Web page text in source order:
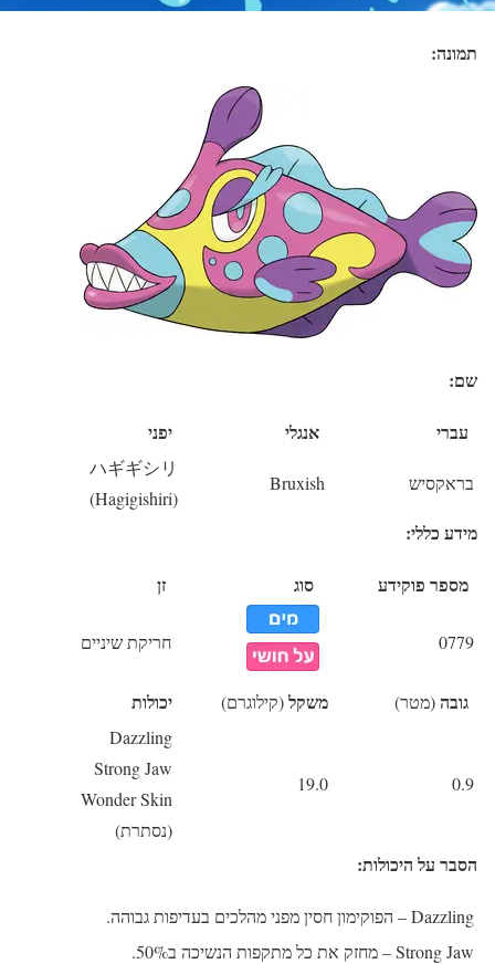
תמונה:
שם:
עברי אנגלי יפני
בראקסיש Bruxish
ハギギシリ
(Hagigishiri)
מידע כללי:
מספר פוקידע סוג זן
0779 חריקת שיניים
גובה(מטר) משקל(קילוגרם) יכולות
0.9
19.0
Dazzling
Strong Jaw
Wonder Skin
(נסתרת)
הסבר על היכולות:
Dazzling– הפוקימון חסין מפני מהלכים בעדיפות גבוהה.
Strong Jaw– מחזק את כל מתקפות הנשיכה ב50%.